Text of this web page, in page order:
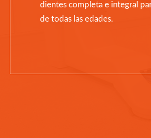
dientes completa e integral
de todas las edades.